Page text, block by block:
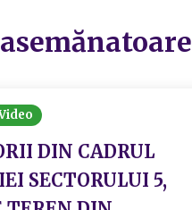
DIN CADRUL
SECTORULUI 5,